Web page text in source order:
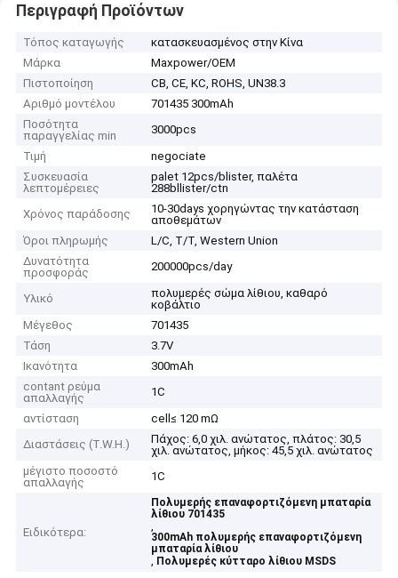
Περιγραφή Προϊόντων
Τόπος καταγωγής
κατασκευασμένος στην Κίνα
Μάρκα
Maxpower/OEM
Πιστοποίηση
CB, CE, KC, ROHS, UN38.3
Αριθμό μοντέλου
701435 300mAh
Ποσότητα
παραγγελίας min
3000pcs
Τιμή
negociate
Συσκευασία
λεπτομέρειες
palet 12pcs/blister, παλέτα
288bllister/ctn
Χρόνος παράδοσης
10-30days χορηγώντας την κατάσταση
αποθεμάτων
Όροι πληρωμής
L/C, T/T, Western Union
Δυνατότητα
προσφοράς
200000pcs/day
Υλικό
πολυμερές σώμα λίθιου, καθαρό
κοβάλτιο
Μέγεθος
701435
Τάση
3.7V
Ικανότητα
300mAh
contant ρεύμα
απαλλαγής
1C
αντίσταση
cell≤ 120 mΩ
Διαστάσεις (T.W.H.)
Πάχος: 6,0 χιλ. ανώτατος, πλάτος: 30,5
χιλ. ανώτατος, μήκος: 45,5 χιλ. ανώτατος
μέγιστο ποσοστό
απαλλαγής
1C
Ειδικότερα:
Πολυμερής επαναφορτιζόμενη μπαταρία
λίθιου 701435
,
300mAh πολυμερής επαναφορτιζόμενη
μπαταρία λίθιου
, Πολυμερές κύτταρο λίθιου MSDS